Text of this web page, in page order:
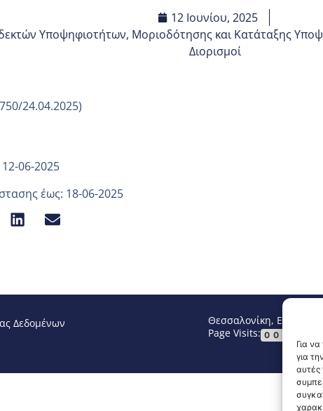
Για
για
αυτές
12 Ιουνίου, 2025
Υποψηφιοτήτων, Μοριοδότησης και Κατάταξης
Διορισμοί
24.04.2025)
06-2025
έως: 18-06-2025
Δεδομένων Θεσσαλονίκη, Ελλάδα
Page Visits: 00108